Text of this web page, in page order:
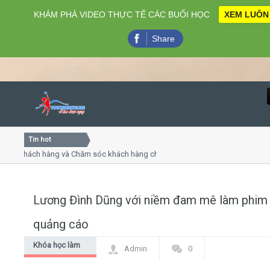
Close
Home
Tin hot
hàng và Chăm sóc khách hàng chuyên nghiệp
Lương Đình Dũng với niềm đam mê làm phim
quảng cáo
Khóa học làm
Admin 0
KHÁM PHÁ VIDEO THỰC TẾ CÁC BUỔI HỌC XEM LUÔN
Share